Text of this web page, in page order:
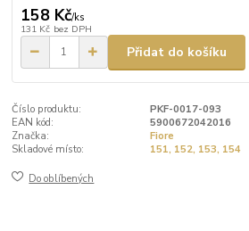
158 Kč/ks
131 Kč bez DPH
Přidat do košíku
Číslo produktu:
PKF-0017-093
EAN kód:
5900672042016
Značka:
Fiore
Skladové místo:
151, 152, 153, 154
Do oblíbených